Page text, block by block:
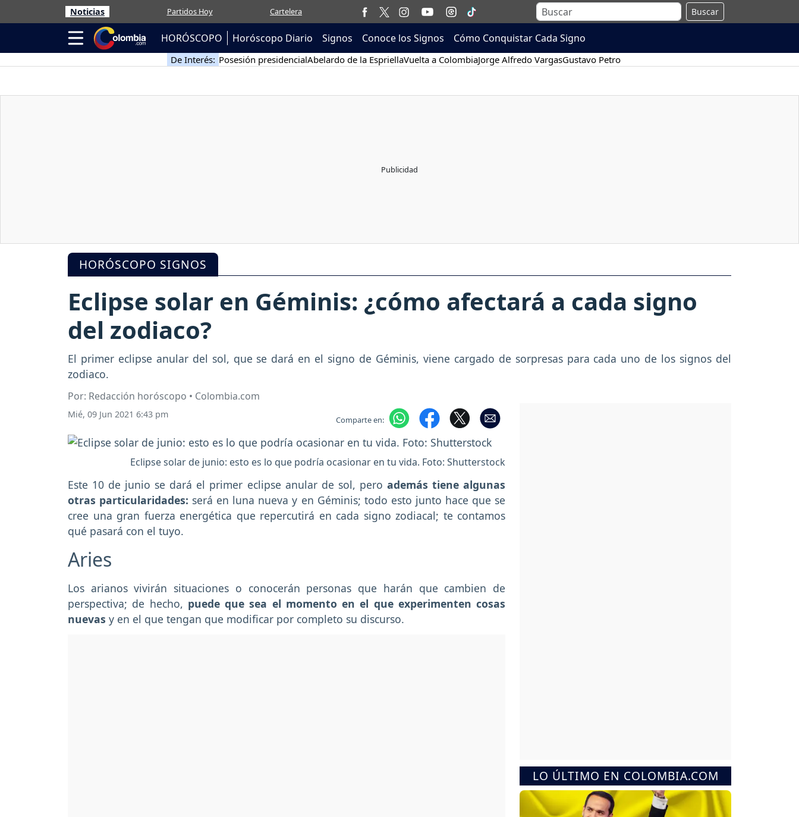
Noticias Partidos Hoy Cartelera Buscar
HORÓSCOPO Horóscopo Diario Signos Conoce los Signos Cómo Conquistar Cada Signo
De Interés: Posesión presidencialAbelardo de la EspriellaVuelta a ColombiaJorge Alfredo VargasGustavo Petro
HORÓSCOPO SIGNOS
Eclipse solar en Géminis: ¿cómo afectará a cada signo
del zodiaco?
El primer eclipse anular del sol, que se dará en el signo de Géminis, viene cargado de sorpresas para cada uno de los signos del
zodiaco.
Por: Redacción horóscopo • Colombia.com
Mié, 09 Jun 2021 6:43 pm Comparte en:
Eclipse solar de junio: esto es lo que podría ocasionar en tu vida. Foto: Shutterstock
Este 10 de junio se dará el primer eclipse anular de sol, pero además tiene algunas
otras particularidades: será en luna nueva y en Géminis; todo esto junto hace que se
cree una gran fuerza energética que repercutirá en cada signo zodiacal; te contamos
qué pasará con el tuyo.
Aries
Los arianos vivirán situaciones o conocerán personas que harán que cambien de
perspectiva; de hecho, puede que sea el momento en el que experimenten cosas
nuevas y en el que tengan que modificar por completo su discurso.
LO ÚLTIMO EN COLOMBIA.COM